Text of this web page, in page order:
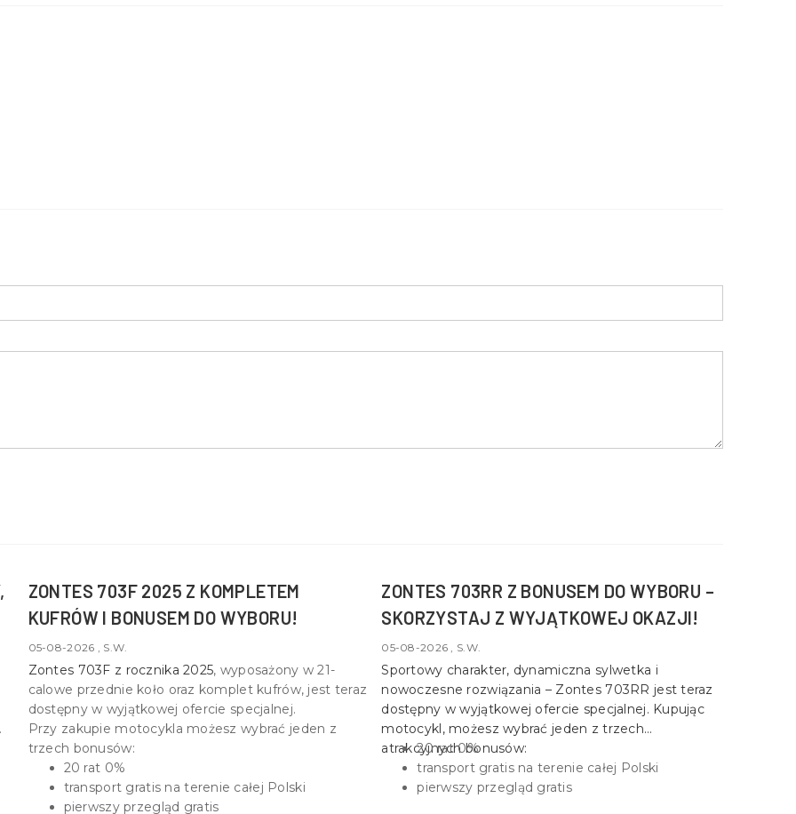
ZONTES 703F 2025 Z KOMPLETEM
KUFRÓW I BONUSEM DO WYBORU!
05-08-2026 , S.W.
Zontes 703F z rocznika 2025, wyposażony w21-
calowe przednie koło oraz komplet kufrów, jest teraz
dostępny w wyjątkowej ofercie specjalnej.
Przy zakupie motocykla możesz wybrać jeden z
trzech bonusów:
20 rat 0%
transport gratis na terenie całej Polski
pierwszy przegląd gratis
ZONTES 703RR Z BONUSEM DO WYBORU –
SKORZYSTAJ Z WYJĄTKOWEJ OKAZJI!
05-08-2026 , S.W.
Sportowy charakter, dynamiczna sylwetka i
nowoczesne rozwiązania – Zontes 703RR jest teraz
dostępny w wyjątkowej ofercie specjalnej. Kupując
motocykl, możesz wybrać jeden z trzech
atrakcyjnych bonusów:
20 rat 0%
transport gratis na terenie całej Polski
pierwszy przegląd gratis